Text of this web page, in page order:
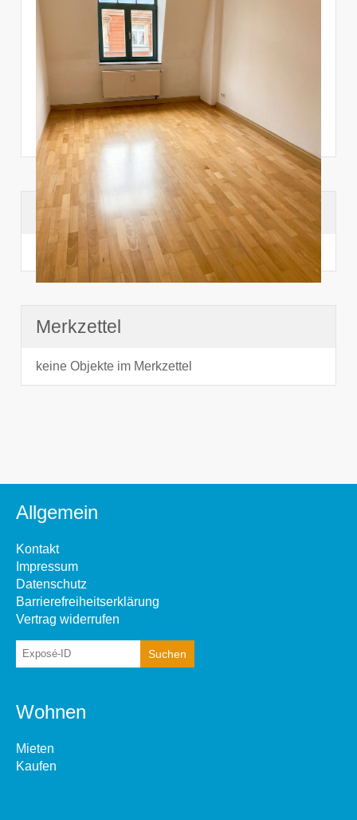
Suchhistorie
noch nichts angesehen
Merkzettel
keine Objekte im Merkzettel
Allgemein
Kontakt
Impressum
Datenschutz
Barrierefreiheitserklärung
Vertrag widerrufen
Wohnen
Mieten
Kaufen